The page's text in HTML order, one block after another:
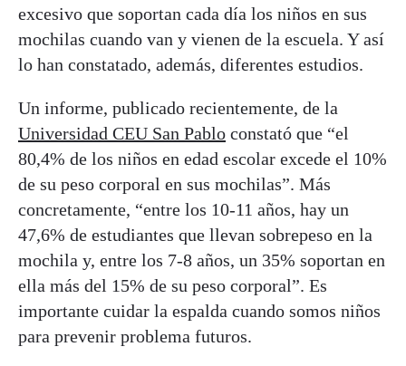
excesivo que soportan cada día los niños en sus
mochilas cuando van y vienen de la escuela. Y así
lo han constatado, además, diferentes estudios.
Un informe, publicado recientemente, de la
Universidad CEU San Pablo constató que “el
80,4% de los niños en edad escolar excede el 10%
de su peso corporal en sus mochilas”. Más
concretamente, “entre los 10-11 años, hay un
47,6% de estudiantes que llevan sobrepeso en la
mochila y, entre los 7-8 años, un 35% soportan en
ella más del 15% de su peso corporal”. Es
importante cuidar la espalda cuando somos niños
para prevenir problema futuros.